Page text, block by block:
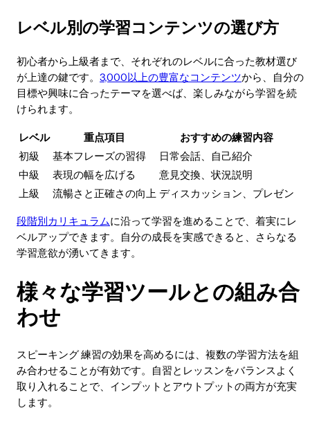
レベル別の学習コンテンツの選び方
初心者から上級者まで、それぞれのレベルに合った教材選び
が上達の鍵です。 3,000以上の豊富なコンテンツから、自分の
目標や興味に合ったテーマを選べば、楽しみながら学習を続
けられます。
レベル 重点項目
おすすめの練習内容
初級
基本フレーズの習得
日常会話、自己紹介
中級
表現の幅を広げる
意見交換、状況説明
上級
流暢さと正確さの向上 ディスカッション、プレゼン
段階別カリキュラムに沿って学習を進めることで、着実にレ
ベルアップできます。自分の成長を実感できると、さらなる
学習意欲が湧いてきます。
様々な学習ツールとの組み合
わせ
スピーキング 練習の効果を高めるには、複数の学習方法を組
み合わせることが有効です。自習とレッスンをバランスよく
取り入れることで、インプットとアウトプットの両方が充実
します。